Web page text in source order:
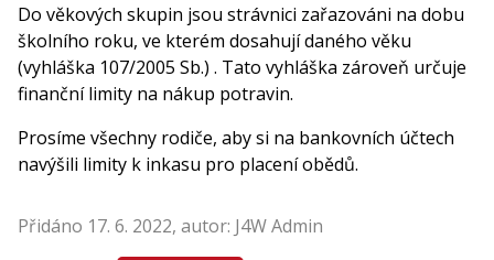
Do věkových skupin jsou strávnici zařazováni na dobu
školního roku, ve kterém dosahují daného věku
(vyhláška 107/2005 Sb.) . Tato vyhláška zároveň určuje
finanční limity na nákup potravin.
Prosíme všechny rodiče, aby si na bankovních účtech
navýšili limity k inkasu pro placení obědů.
Přidáno 17. 6. 2022, autor: J4W Admin